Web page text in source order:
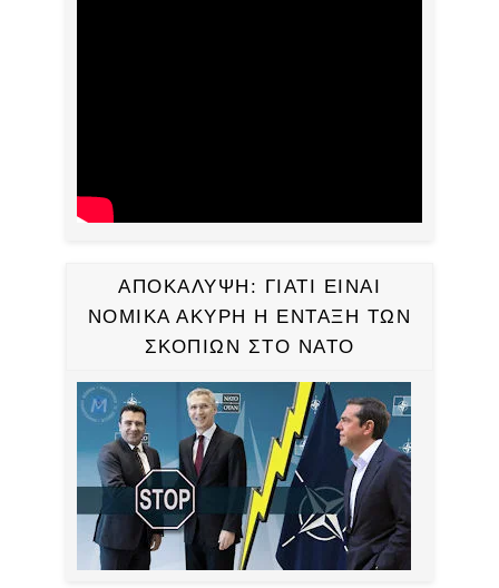
ΑΠΟΚΑΛΥΨΗ: ΓΙΑΤΙ ΕΙΝΑΙ
ΝΟΜΙΚΑ ΑΚΥΡΗ Η ΕΝΤΑΞΗ ΤΩΝ
ΣΚΟΠΙΩΝ ΣΤΟ ΝΑΤΟ